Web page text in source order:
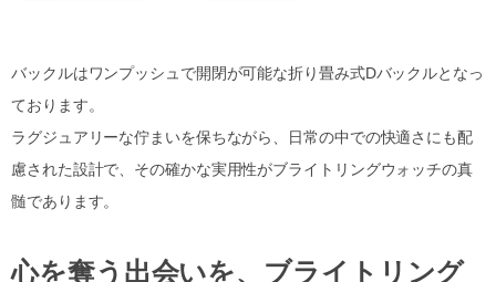
バックルはワンプッシュで開閉が可能な折り畳み式Dバックルとなっ
ております。
ラグジュアリーな佇まいを保ちながら、日常の中での快適さにも配
慮された設計で、その確かな実用性がブライトリングウォッチの真
髄であります。
心を奪う出会いを、ブライトリング